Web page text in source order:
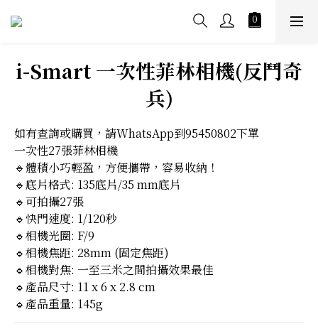
i-Smart 一次性菲林相機(反鬥奇
兵)
如有查詢或購買，請WhatsApp到95450802下單
一次性27張菲林相機
🔹體積小巧輕盈，方便攜帶，容易收納！
🔹底片格式: 135底片/35 mm底片
🔹可拍攝27張
🔹快門速度: 1/120秒
🔹相機光圈: F/9
🔹相機焦距: 28mm (固定焦距)
🔹相機對焦: 一至三米之間拍攝效果最佳
🔹產品尺寸: 11 x 6 x 2.8 cm
🔹產品重量: 145g